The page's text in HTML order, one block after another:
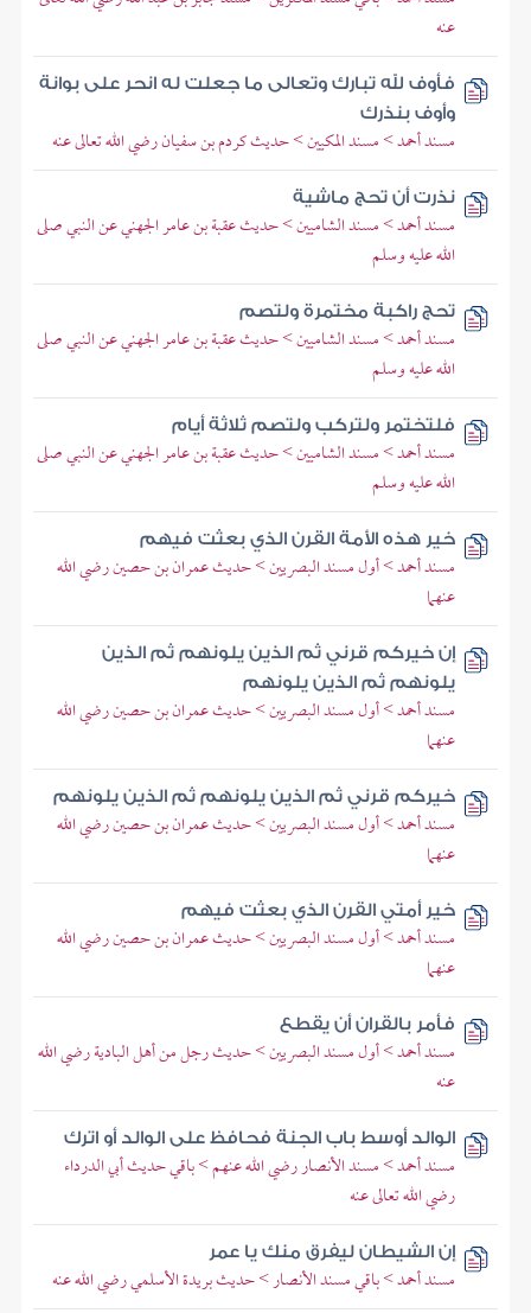
عنه
فأوف لله تبارك وتعالى ما جعلت له انحر على بوانة
وأوف بنذرك
مسند أحمد > مسند المكيين > حديث كردم بن سفيان رضي الله تعالى عنه
نذرت أن تحج ماشية
مسند أحمد > مسند الشاميين > حديث عقبة بن عامر الجهني عن النبي صلى
الله عليه وسلم
تحج راكبة مختمرة ولتصم
مسند أحمد > مسند الشاميين > حديث عقبة بن عامر الجهني عن النبي صلى
الله عليه وسلم
فلتختمر ولتركب ولتصم ثلاثة أيام
مسند أحمد > مسند الشاميين > حديث عقبة بن عامر الجهني عن النبي صلى
الله عليه وسلم
خير هذه الأمة القرن الذي بعثت فيهم
مسند أحمد > أول مسند البصريين > حديث عمران بن حصين رضي الله
عنهما
إن خيركم قرني ثم الذين يلونهم ثم الذين
يلونهم ثم الذين يلونهم
مسند أحمد > أول مسند البصريين > حديث عمران بن حصين رضي الله
عنهما
خيركم قرني ثم الذين يلونهم ثم الذين يلونهم
مسند أحمد > أول مسند البصريين > حديث عمران بن حصين رضي الله
عنهما
خير أمتي القرن الذي بعثت فيهم
مسند أحمد > أول مسند البصريين > حديث عمران بن حصين رضي الله
عنهما
فأمر بالقران أن يقطع
مسند أحمد > أول مسند البصريين > حديث رجل من أهل البادية رضي الله
عنه
الوالد أوسط باب الجنة فحافظ على الوالد أو اترك
مسند أحمد > مسند الأنصار رضي الله عنهم > باقي حديث أبي الدرداء
رضي الله تعالى عنه
إن الشيطان ليفرق منك يا عمر
مسند أحمد > باقي مسند الأنصار > حديث بريدة الأسلمي رضي الله عنه